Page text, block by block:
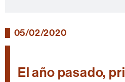
05/02/2020
El año pasado,